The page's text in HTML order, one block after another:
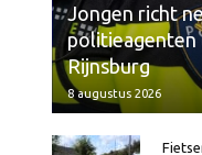
Jongen richt
politieagenten
Rijnsburg
8 augustus 2026